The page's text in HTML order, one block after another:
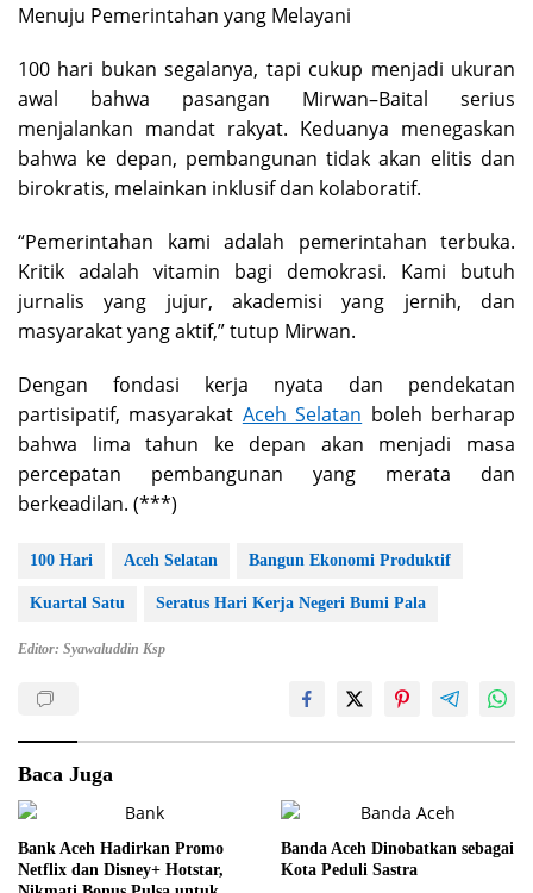
Menuju Pemerintahan yang Melayani
100 hari bukan segalanya, tapi cukup menjadi ukuran
awal bahwa pasangan Mirwan–Baital serius
menjalankan mandat rakyat. Keduanya menegaskan
bahwa ke depan, pembangunan tidak akan elitis dan
birokratis, melainkan inklusif dan kolaboratif.
“Pemerintahan kami adalah pemerintahan terbuka.
Kritik adalah vitamin bagi demokrasi. Kami butuh
jurnalis yang jujur, akademisi yang jernih, dan
masyarakat yang aktif,” tutup Mirwan.
Dengan fondasi kerja nyata dan pendekatan
partisipatif, masyarakat Aceh Selatan boleh berharap
bahwa lima tahun ke depan akan menjadi masa
percepatan pembangunan yang merata dan
berkeadilan. (***)
100 Hari Aceh Selatan Bangun Ekonomi Produktif
Kuartal Satu Seratus Hari Kerja Negeri Bumi Pala
Editor: Syawaluddin Ksp
Baca Juga
Bank Aceh Hadirkan Promo
Netflix dan Disney+ Hotstar,
Banda Aceh Dinobatkan sebagai
Kota Peduli Sastra